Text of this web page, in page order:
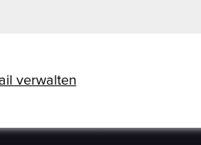
verwalten